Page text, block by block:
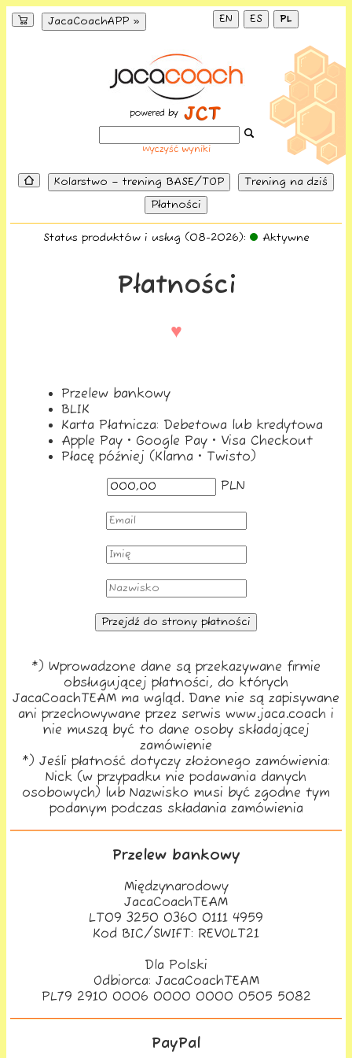
JacaCoachAPP » EN ES PL
powered by
Wyczyść wyniki
Kolarstwo – trening BASE/TOP
Trening na dziś
Płatności
Status produktów i usług (08-2026): Aktywne
Płatności
♥
Przelew bankowy
BLIK
Karta Płatnicza: Debetowa lub kredytowa
Apple Pay • Google Pay • Visa Checkout
Płacę później (Klarna • Twisto)
PLN
Przejdź do strony płatności
*) Wprowadzone dane są przekazywane firmie
obsługującej płatności, do których
JacaCoachTEAM ma wgląd. Dane nie są zapisywane
ani przechowywane przez serwis www.jaca.coach i
nie muszą być to dane osoby składającej
zamówienie
*) Jeśli płatność dotyczy złożonego zamówienia:
Nick (w przypadku nie podawania danych
osobowych) lub Nazwisko musi być zgodne tym
podanym podczas składania zamówienia
Przelew bankowy
Międzynarodowy
JacaCoachTEAM
LT09‍ 3250‍ 0360‍ 0111‍ 4959
Kod BIC/SWIFT: REVOLT21
Dla Polski
Odbiorca: JacaCoachTEAM
PL79‍ 2910‍ 0006‍ 0000‍ 0000‍ 0505‍ 5082
PayPal